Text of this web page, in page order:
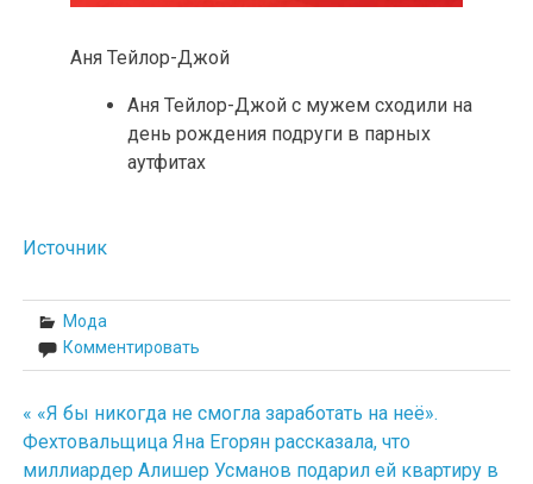
Аня Тейлор-Джой
Аня Тейлор-Джой с мужем сходили на
день рождения подруги в парных
аутфитах
Источник
Мода
Комментировать
Навигация
по
« «Я бы никогда не смогла заработать на неё».
Фехтовальщица Яна Егорян рассказала, что
миллиардер Алишер Усманов подарил ей квартиру в